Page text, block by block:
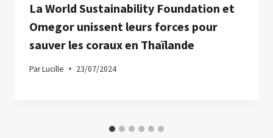
La World Sustainability Foundation et
Omegor unissent leurs forces pour
sauver les coraux en Thaïlande
ParLucille 23/07/2024